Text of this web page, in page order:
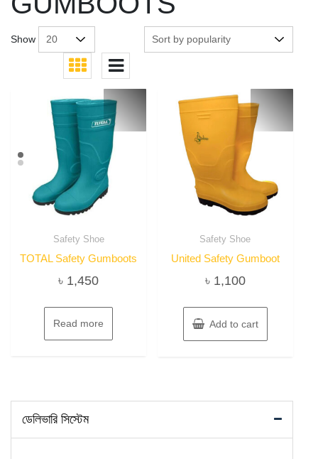
Show
Safety Shoe
TOTAL Safety Gumboots
৳ 1,450
Read more
Safety Shoe
United Safety Gumboot
৳ 1,100
Add to cart
ডেলিভারি সিস্টেম